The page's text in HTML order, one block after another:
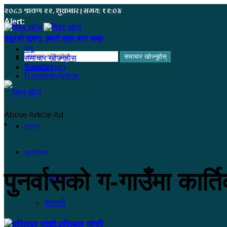
२०८३ श्रावण २२, शुक्रबार | समय: १२:०४
Alert:
हजुरको सूचना, हाम्रो खबर बन्न सक्छ
समाचार खोज्नुहोस्
Sidebar
Random Article
मेनू
समाचार खोज्नुहोस्
Switch skin
होमपेज
सुदूरपश्चिम
कंचनपुर
कैलाली
Above Article Ad
पुनर्वासको ग-गाउँमा
हरिलाल जोशी२०७९ कार्तिक २०, आईतवार ०१:४४